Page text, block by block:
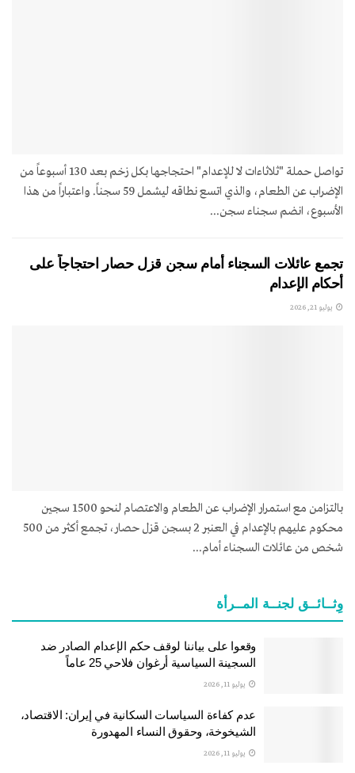
تواصل حملة "ثلاثاءات لا للإعدام" احتجاجها بكل زخم بعد 130 أسبوعاً من
الإضراب عن الطعام، والذي اتسع نطاقه ليشمل 59 سجناً. واعتباراً من هذا
الأسبوع، انضم سجناء سجن...
تجمع عائلات السجناء أمام سجن قزل حصار احتجاجاً على
أحكام الإعدام
يوليو 21, 2026
بالتزامن مع استمرار الإضراب عن الطعام والاعتصام لنحو 1500 سجين
محكوم عليهم بالإعدام في العنبر 2 بسجن قزل حصار، تجمع أكثر من 500
شخص من عائلات السجناء أمام...
وِثــائــق لجنــة المــرأة
وقعوا على بياننا لوقف حكم الإعدام الصادر ضد
السجينة السياسية أرغوان فلاحي 25 عاماً
يوليو 11, 2026
عدم كفاءة السياسات السكانية في إيران: الاقتصاد،
الشيخوخة، وحقوق النساء المهدورة
يوليو 11, 2026